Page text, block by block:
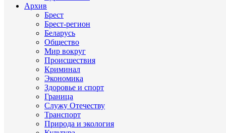
Архив
Брест
Брест-регион
Беларусь
Общество
Мир вокруг
Происшествия
Криминал
Экономика
Здоровье и спорт
Граница
Служу Отечеству
Транспорт
Природа и экология